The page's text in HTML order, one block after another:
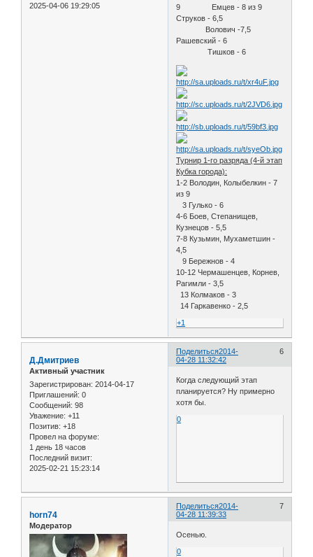
2025-04-06 19:29:05
9 Емцев - 8 из 9
Струков - 6,5
Волович -7,5
Рашевский - 6
Тишков - 6
Турнир 1-го разряда (4-й этап
Кубка города):
1-2 Володин, Колыбелкин - 7
из 9
3 Гулько - 6
4-6 Боев, Степанищев,
Кузнецов - 5,5
7-8 Кузьмин, Мухаметшин -
4,5
9 Бережнов - 4
10-12 Чермашенцев, Корнев,
Рагимли - 3,5
13 Колмаков - 3
14 Гаркавенко - 2,5
+1
Поделиться 6
2014-
04-28 11:32:42
Д.Дмитриев
Активный участник
Зарегистрирован: 2014-04-17
Приглашений: 0
Сообщений: 98
Уважение: +11
Позитив: +18
Провел на форуме:
1 день 18 часов
Последний визит:
2025-02-21 15:23:14
Когда следующий этап
планируется? Ну примерно
хотя бы.
0
Поделиться 7
2014-
04-28 11:39:33
horn74
Модератор
Осенью.
0